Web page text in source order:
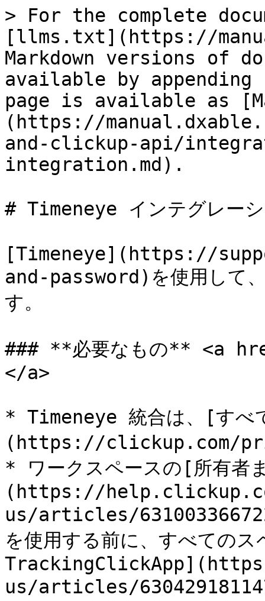
> For the complete
[llms.txt](https://
Markdown versions of
available by
page is available as
(https://
and-clickup-api/
integration.md).
# Timeneye インテグレー
[Timeneye](https://
and-password)を使用して
す。
### **必要なもの** <a
</a>
* Timeneye 統合は、[すべ
(https://clickup.com/
* ワークスペースの[所有者
(https://
us/articles/
を使用する前に、すべての
us/articles/